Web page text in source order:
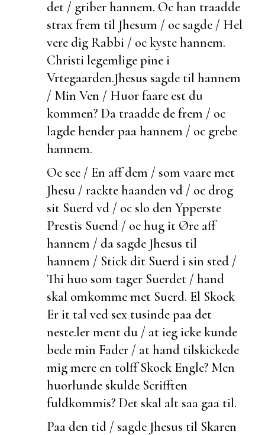
det / griber hannem. Oc han traadde
strax frem til Jhesum / oc sagde / Hel
vere dig Rabbi / oc kyste hannem.
Christi legemlige pine i
Vrtegaarden.Jhesus sagde til hannem
/ Min Ven / Huor faare est du
kommen? Da traadde de frem / oc
lagde hender paa hannem / oc grebe
hannem.
Oc see / En aff dem / som vaare met
Jhesu / rackte haanden vd / oc drog
sit Suerd vd / oc slo den Ypperste
Prestis Suend / oc hug it Øre aff
hannem / da sagde Jhesus til
hannem / Stick dit Suerd i sin sted /
Thi huo som tager Suerdet / hand
skal omkomme met Suerd. El Skock
Er it tal ved sex tusinde paa det
neste.ler ment du / at ieg icke kunde
bede min Fader / at hand tilskickede
mig mere en tolffSkock Engle? Men
huorlunde skulde Scrifften
fuldkommis? Det skal alt saa gaa til.
Paa den tid / sagde Jhesus til Skaren